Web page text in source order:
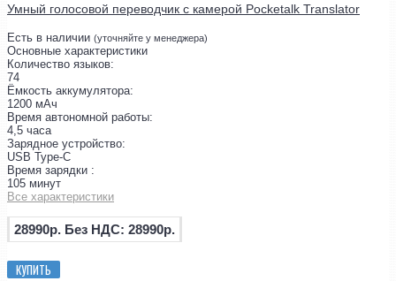
Умный голосовой переводчик с камерой Pocketalk Translator
Есть в наличии (уточняйте у менеджера)
Основные характеристики
Количество языков:
74
Ёмкость аккумулятора:
1200 мАч
Время автономной работы:
4,5 часа
Зарядное устройство:
USB Type-C
Время зарядки :
105 минут
Все характеристики
28990р. Без НДС: 28990р.
КУПИТЬ